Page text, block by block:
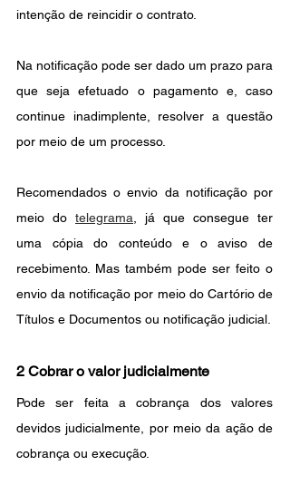
intenção de reincidir o contrato.
Na notificação pode ser dado um prazo para
que seja efetuado o pagamento e, caso
continue inadimplente, resolver a questão
por meio de um processo.
Recomendados o envio da notificação por
meio do telegrama
já que consegue ter
uma cópia do conteúdo e o aviso de
recebimento. Mas também pode ser feito o
envio da notificação por meio do Cartório de
Títulos e Documentos ou notificação judicial.
2 Cobrar o valor judicialmente
Pode ser feita a cobrança dos valores
devidos judicialmente, por meio da ação de
cobrança ou execução.